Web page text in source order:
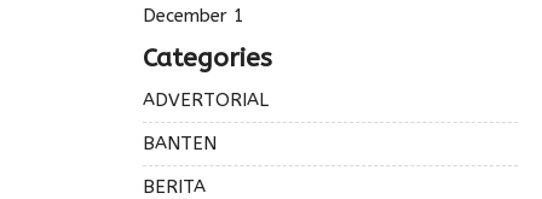
December 1
Categories
ADVERTORIAL
BANTEN
BERITA